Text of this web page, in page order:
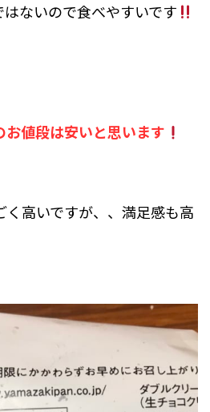
ないので食べやすいです
お値段は安いと思います
く高いですが、、満足感も高